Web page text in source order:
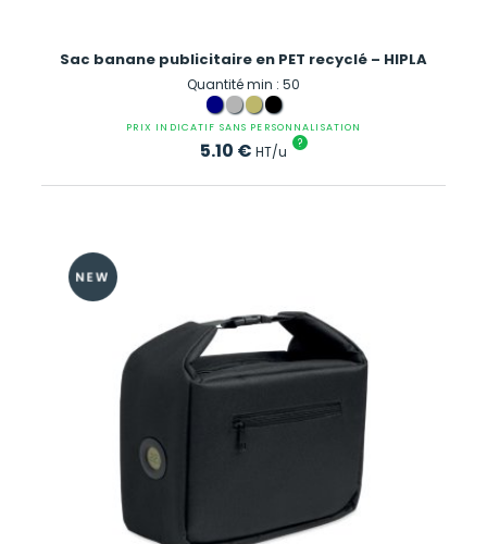
Sac banane publicitaire en PET recyclé – HIPLA
Quantité min : 50
PRIX INDICATIF SANS PERSONNALISATION
5.10 € HT/u ?